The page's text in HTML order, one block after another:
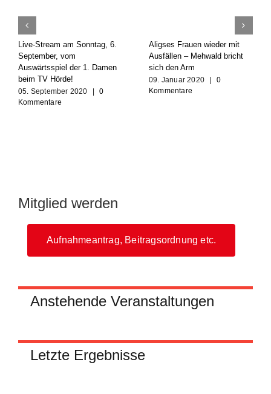
Live-Stream am Sonntag, 6.
September, vom
Auswärtsspiel der 1. Damen
beim TV Hörde!
05. September 2020 |
0
Kommentare
Aligses Frauen wieder mit
Ausfällen – Mehwald bricht
sich den Arm
09. Januar 2020 |
0
Kommentare
Mitglied werden
Aufnahmeantrag, Beitragsordnung etc.
Anstehende Veranstaltungen
Letzte Ergebnisse